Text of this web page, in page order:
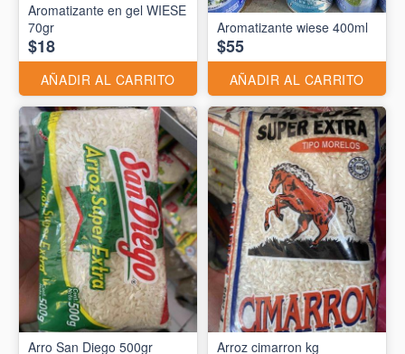
Aromatizante en gel WIESE
70gr
$18
AÑADIR AL CARRITO
Aromatizante wiese 400ml
$55
AÑADIR AL CARRITO
Arro San Diego 500gr Arroz cimarron kg